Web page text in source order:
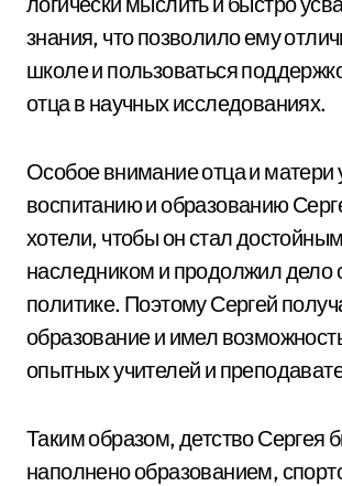
знания, что позволило ему
школе и пользоваться
отца в научных исследованиях.
Особое внимание отца и матери
воспитанию и образованию
хотели, чтобы он стал достойным
наследником и продолжил дело
политике. Поэтому Сергей
образование и имел
опытных учителей и
Таким образом, детство Сергея
наполнено образованием,